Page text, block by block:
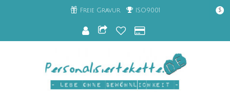
Freie Gravur ISO9001 $